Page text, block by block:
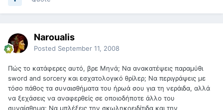
Naroualis
Posted September 11, 2008
Πώς το κατάφερες αυτό, βρε Μηνά; Να ανακατέψεις παραμύθι
sword and sorcery και εσχατολογικό θρίλερ; Να περιγράψεις με
τόσο πάθος τα συναισθήματα του ήρωά σου για τη νεράιδα, αλλά
να ξεχάσεις να αναφερθείς σε οποιοδήποτε άλλο του
συναίσθημα; Να μπλέξεις την σκωληκοειδίτιδα και την